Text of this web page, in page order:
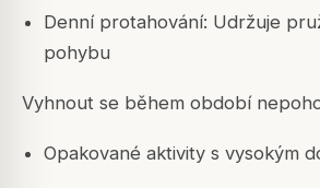
Denní protahování: Udržuje
pohybu
Vyhnout se během období
Opakované aktivity s vysokým